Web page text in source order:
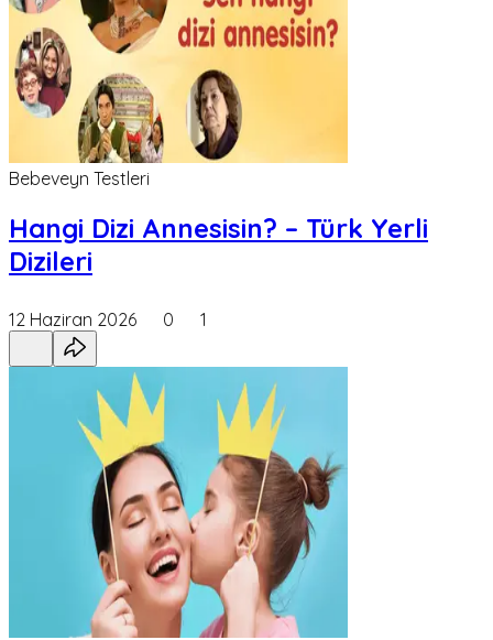
Bebeveyn Testleri
Hangi Dizi Annesisin? – Türk Yerli
Dizileri
12 Haziran 2026 0 1